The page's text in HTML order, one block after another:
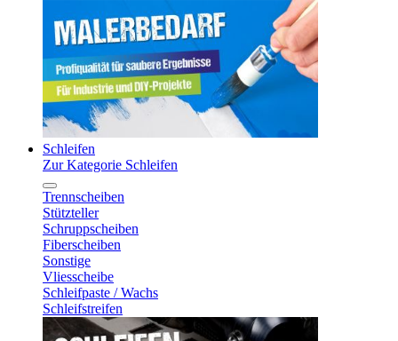
Schleifen
Zur Kategorie Schleifen
Trennscheiben
Stützteller
Schruppscheiben
Fiberscheiben
Sonstige
Vliesscheibe
Schleifpaste / Wachs
Schleifstreifen